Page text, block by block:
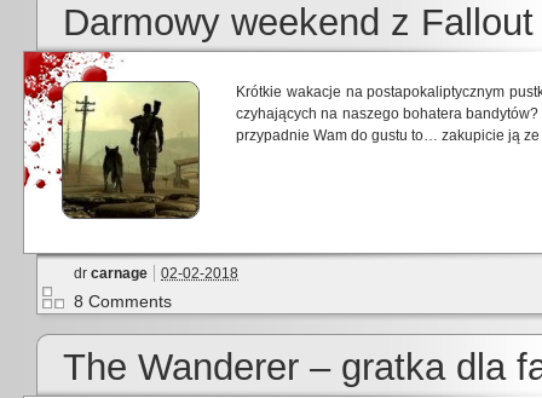
Darmowy weekend z Fallout
Krótkie wakacje na postapokaliptycznym
czyhających na naszego bohatera
przypadnie Wam do gustu to… zakupicie ją
dr carnage 02-02-2018
8 Comments
The Wanderer – gratka dla